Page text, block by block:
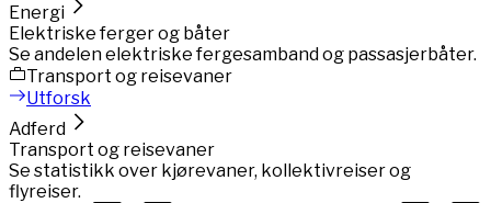
Energi
Elektriske ferger og båter
Se andelen elektriske fergesamband og passasjerbåter.
Transport og reisevaner
Utforsk
Adferd
Transport og reisevaner
Se statistikk over kjørevaner, kollektivreiser og
flyreiser.